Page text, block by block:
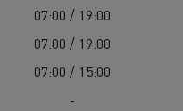
07:00 / 19:00
07:00 / 19:00
07:00 / 15:00
-